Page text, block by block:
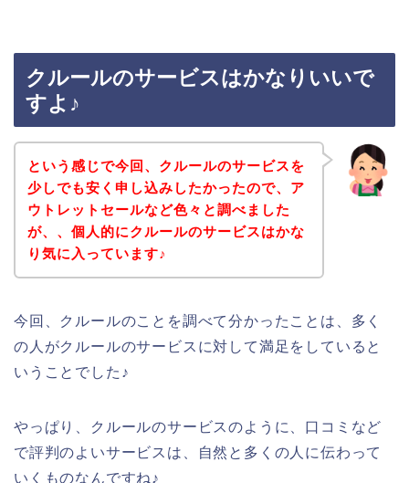
クルールのサービスはかなりいいで
すよ♪
という感じで今回、クルールのサービスを
少しでも安く申し込みしたかったので、ア
ウトレットセールなど色々と調べました
が、、個人的にクルールのサービスはかな
り気に入っています♪
今回、クルールのことを調べて分かったことは、多く
の人がクルールのサービスに対して満足をしていると
いうことでした♪
やっぱり、クルールのサービスのように、口コミなど
で評判のよいサービスは、自然と多くの人に伝わって
いくものなんですね♪